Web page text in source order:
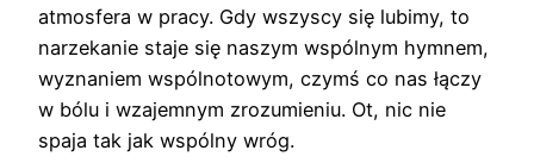
atmosfera w pracy. Gdy wszyscy się lubimy, to
narzekanie staje się naszym wspólnym hymnem,
wyznaniem wspólnotowym, czymś co nas łączy
w bólu i wzajemnym zrozumieniu. Ot, nic nie
spaja tak jak wspólny wróg.